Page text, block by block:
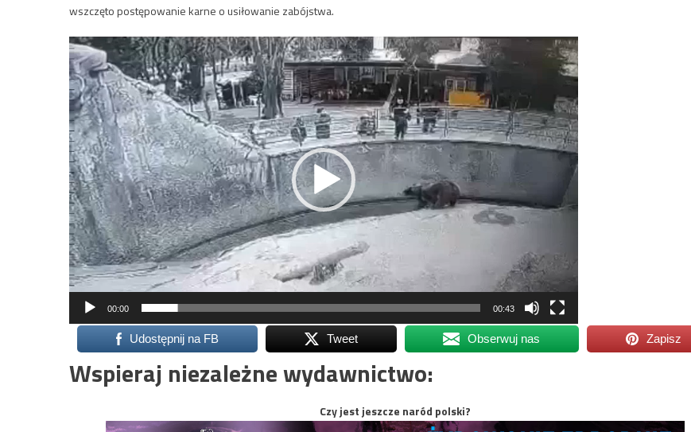
wszczęto postępowanie karne o usiłowanie zabójstwa.
Odtwarzacz
video
00:00 00:43
Udostępnij na FB Tweet Obserwuj nas Zapisz
Wspieraj niezależne wydawnictwo:
Czy jest jeszcze naród polski?